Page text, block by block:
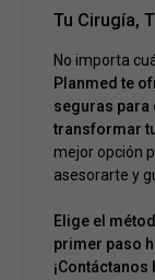
Tu Cirugía,
No importa
Planmed te
seguras para
transformar
mejor opción
asesorarte y
Elige el
primer paso